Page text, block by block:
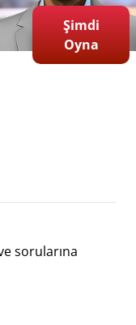
Şimdi
Oyna
sorularına